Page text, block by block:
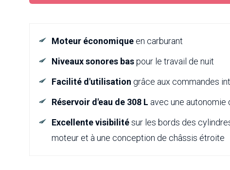
Moteur économique en carburant
Niveaux sonores baspour le travail de nuit
Facilité d'utilisation grâce aux commandes
Réservoir d'eau de 308 L avec une autonomie
Excellente visibilitésur les bords des
moteur et à une conception de châssis étroite